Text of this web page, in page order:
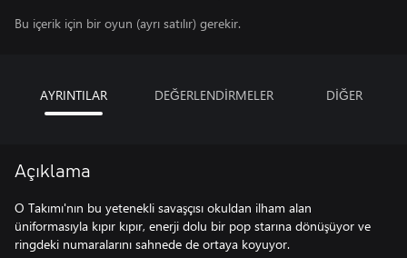
Bu içerik için bir oyun (ayrı satılır) gerekir.
AYRINTILAR DEĞERLENDİRMELER DİĞER
Açıklama
O Takımı'nın bu yetenekli savaşçısı okuldan ilham alan
üniformasıyla kıpır kıpır, enerji dolu bir pop starına dönüşüyor ve
ringdeki numaralarını sahnede de ortaya koyuyor.